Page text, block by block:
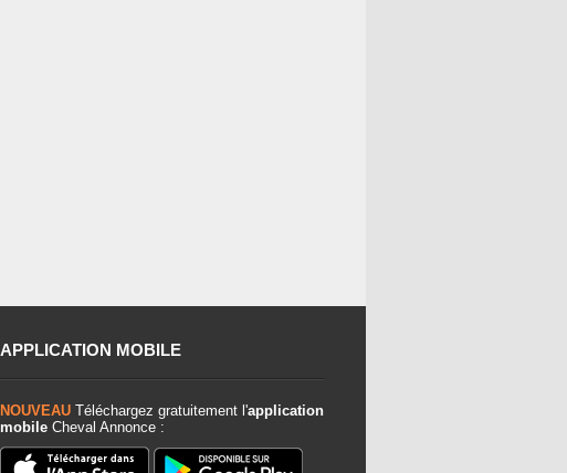
APPLICATION MOBILE
NOUVEAU Téléchargez gratuitement l'application
mobile Cheval Annonce :